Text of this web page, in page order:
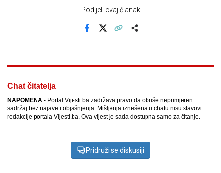
Podijeli ovaj članak
Chat čitatelja
NAPOMENA - Portal Vijesti.ba zadržava pravo da obriše neprimjeren
sadržaj bez najave i objašnjenja. Mišljenja iznešena u chatu nisu stavovi
redakcije portala Vijesti.ba. Ova vijest je sada dostupna samo za čitanje.
Pridruži se diskusiji